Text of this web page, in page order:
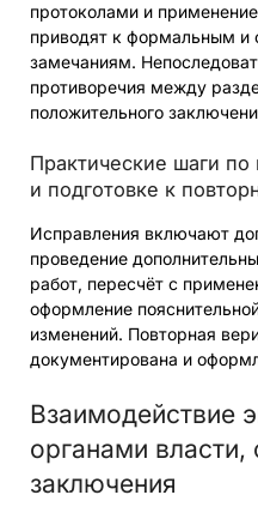
протоколами и
приводят к формальным и
замечаниям.
противоречия между
положительного
Практические шаги
и подготовке к
Исправления включают
проведение
работ, пересчёт с
оформление
изменений. Повторная
документирована и
Взаимодействие
органами
заключения